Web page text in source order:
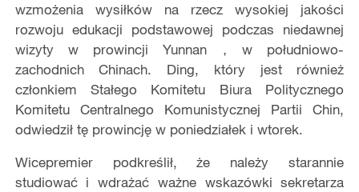
wzmożenia wysiłków na rzecz wysokiej jakości
rozwoju edukacji podstawowej podczas niedawnej
wizyty w prowincji Yunnan，w południowo-
zachodnich Chinach. Ding, który jest również
członkiem Stałego Komitetu Biura Politycznego
Komitetu Centralnego Komunistycznej Partii Chin,
odwiedził tę prowincję w poniedziałek i wtorek.
Wicepremier podkreślił, że należy starannie
studiować i wdrażać ważne wskazówki sekretarza